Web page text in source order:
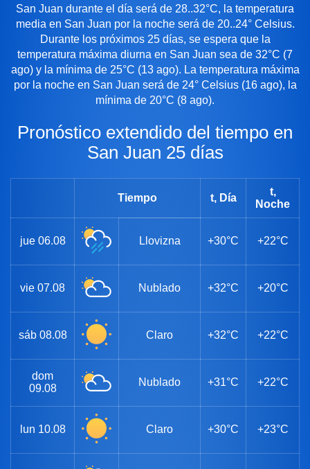
San Juan durante el día será de 28..32°C, la temperatura
media en San Juan por la noche será de 20..24° Celsius.
Durante los próximos 25 días, se espera que la
temperatura máxima diurna en San Juan sea de 32°C (7
ago) y la mínima de 25°C (13 ago). La temperatura máxima
por la noche en San Juan será de 24° Celsius (16 ago), la
mínima de 20°C (8 ago).
Pronóstico extendido del tiempo en
San Juan 25 días
Tiempo t, Día
t,
Noche
jue 06.08 Llovizna +30°C +22°C
vie 07.08 Nublado +32°C +20°C
sáb 08.08 Claro +32°C +22°C
dom
09.08
Nublado +31°C +22°C
lun 10.08 Claro +30°C +23°C